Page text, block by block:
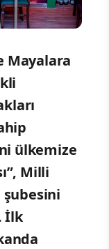
Mayalara
ülkemize
Milli
şubesini
İlk